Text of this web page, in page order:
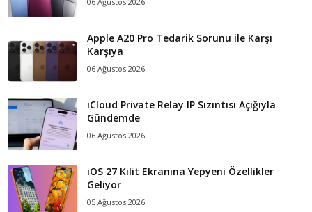
Apple A20 Pro Tedarik Sorunu ile Karşı
Karşıya
06 Ağustos 2026
iCloud Private Relay IP Sızıntısı Açığıyla
Gündemde
06 Ağustos 2026
iOS 27 Kilit Ekranına Yepyeni Özellikler
Geliyor
05 Ağustos 2026